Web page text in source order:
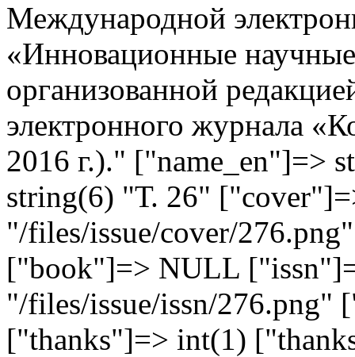
Международной
«Инновационные
организованной
электронного журнала
2016 г.)." ["name_en"]=>
string(6) "Т. 26"
"/files/issue/cover/
["book"]=> NULL
"/files/issue/issn/
["thanks"]=> int(1)